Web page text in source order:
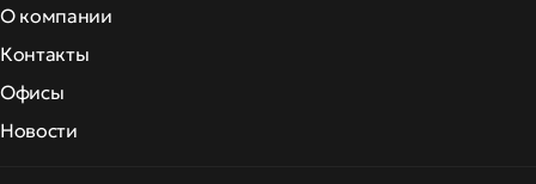
О компании
Контакты
Офисы
Новости